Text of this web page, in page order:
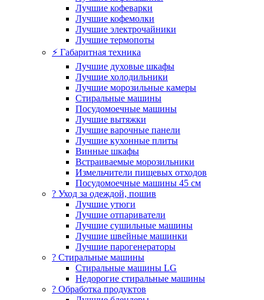
Лучшие кофеварки
Лучшие кофемолки
Лучшие электрочайники
Лучшие термопоты
⚡ Габаритная техника
Лучшие духовые шкафы
Лучшие холодильники
Лучшие морозильные камеры
Стиральные машины
Посудомоечные машины
Лучшие вытяжки
Лучшие варочные панели
Лучшие кухонные плиты
Винные шкафы
Встраиваемые морозильники
Измельчители пищевых отходов
Посудомоечные машины 45 см
? Уход за одеждой, пошив
Лучшие утюги
Лучшие отпариватели
Лучшие сушильные машины
Лучшие швейные машинки
Лучшие парогенераторы
? Стиральные машины
Стиральные машины LG
Недорогие стиральные машины
? Обработка продуктов